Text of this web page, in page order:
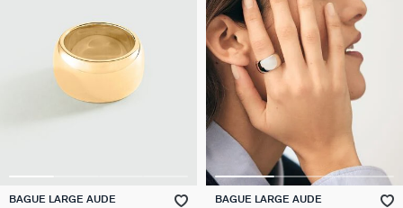
BAGUE LARGE AUDE BAGUE LARGE AUDE